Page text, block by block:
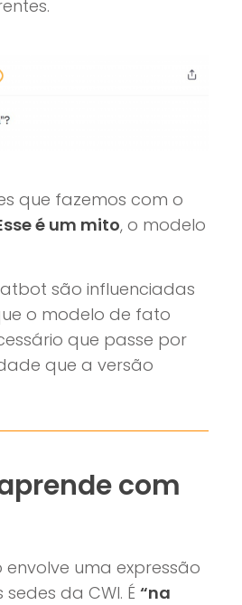
que fazemos com o
é um mito, o modelo
são influenciadas
o modelo de fato
que passe por
que a versão
com
uma expressão
da CWI. É “na